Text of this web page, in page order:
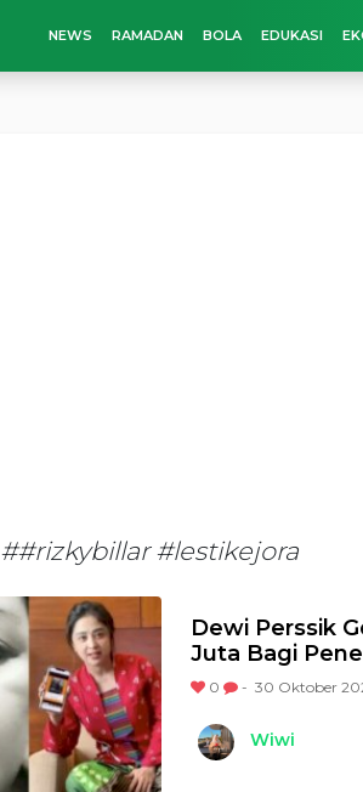
NEWS RAMADAN BOLA EDUKASI
##rizkybillar #lestikejora
Dewi Perssik
Juta Bagi
0 - 30 Oktober
Wiwi